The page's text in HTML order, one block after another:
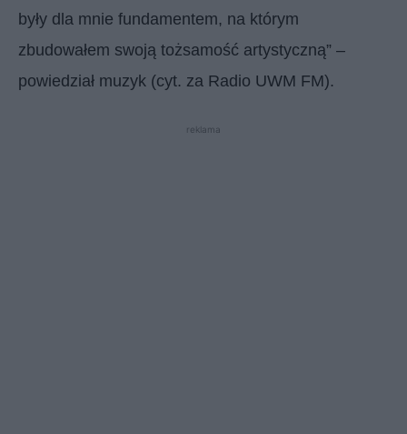
były dla mnie fundamentem, na którym
zbudowałem swoją tożsamość artystyczną” –
powiedział muzyk (cyt. za Radio UWM FM).
reklama